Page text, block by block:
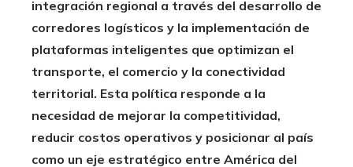
integración regional a través del desarrollo de
corredores logísticos y la implementación de
plataformas inteligentes que optimizan el
transporte, el comercio y la conectividad
territorial. Esta política responde a la
necesidad de mejorar la competitividad,
reducir costos operativos y posicionar al país
como un eje estratégico entre América del